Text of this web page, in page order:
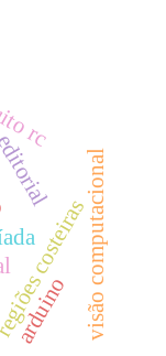
costeirasvisão computacional
arduino
rc